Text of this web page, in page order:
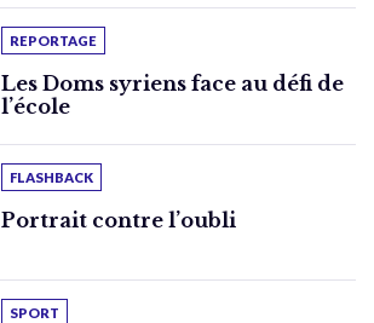
REPORTAGE
Les Doms syriens face au défi de
l’école
FLASHBACK
Portrait contre l’oubli
SPORT